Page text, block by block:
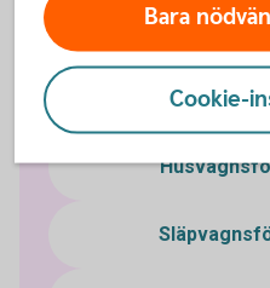
Lätt
Bara
Cookie-